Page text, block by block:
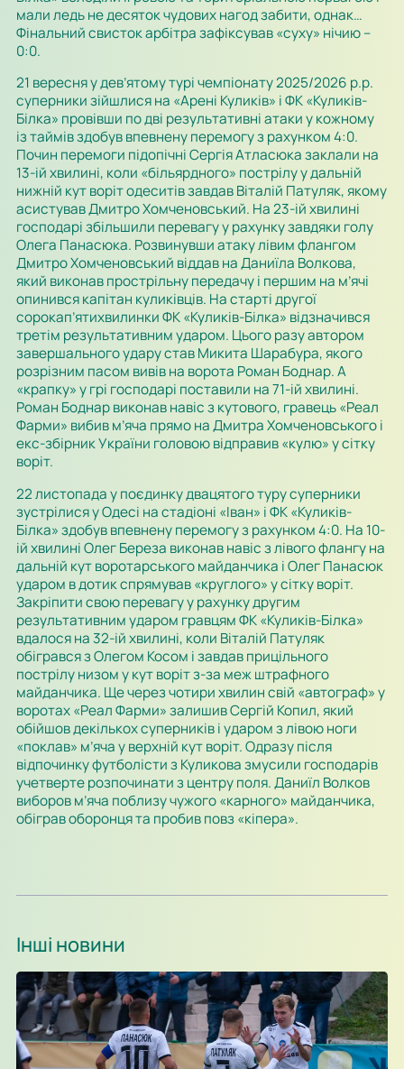
мали ледь не десяток чудових нагод забити, однак…
Фінальний свисток арбітра зафіксував «суху» нічию –
0:0.
21 вересня у дев’ятому турі чемпіонату 2025/2026 р.р.
суперники зійшлися на «Арені Куликів» і ФК «Куликів-
Білка» провівши по дві результативні атаки у кожному
із таймів здобув впевнену перемогу з рахунком 4:0.
Почин перемоги підопічні Сергія Атласюка заклали на
13-ій хвилині, коли «більярдного» пострілу у дальній
нижній кут воріт одеситів завдав Віталій Патуляк, якому
асистував Дмитро Хомченовський. На 23-ій хвилині
господарі збільшили перевагу у рахунку завдяки голу
Олега Панасюка. Розвинувши атаку лівим флангом
Дмитро Хомченовський віддав на Даниїла Волкова,
який виконав прострільну передачу і першим на м’ячі
опинився капітан куликівців. На старті другої
сорокап’ятихвилинки ФК «Куликів-Білка» відзначився
третім результативним ударом. Цього разу автором
завершального удару став Микита Шарабура, якого
розрізним пасом вивів на ворота Роман Боднар. А
«крапку» у грі господарі поставили на 71-ій хвилині.
Роман Боднар виконав навіс з кутового, гравець «Реал
Фарми» вибив м’яча прямо на Дмитра Хомченовського і
екс-збірник України головою відправив «кулю» у сітку
воріт.
22 листопада у поєдинку двацятого туру суперники
зустрілися у Одесі на стадіоні «Іван» і ФК «Куликів-
Білка» здобув впевнену перемогу з рахунком 4:0. На 10-
ій хвилині Олег Береза виконав навіс з лівого флангу на
дальній кут воротарського майданчика і Олег Панасюк
ударом в дотик спрямував «круглого» у сітку воріт.
Закріпити свою перевагу у рахунку другим
результативним ударом гравцям ФК «Куликів-Білка»
вдалося на 32-ій хвилині, коли Віталій Патуляк
обігрався з Олегом Косом і завдав прицільного
пострілу низом у кут воріт з-за меж штрафного
майданчика. Ще через чотири хвилин свій «автограф» у
воротах «Реал Фарми» залишив Сергій Копил, який
обійшов декількох суперників і ударом з лівою ноги
«поклав» м’яча у верхній кут воріт. Одразу після
відпочинку футболісти з Куликова змусили господарів
учетверте розпочинати з центру поля. Даниїл Волков
виборов м’яча поблизу чужого «карного» майданчика,
обіграв оборонця та пробив повз «кіпера».
Інші новини